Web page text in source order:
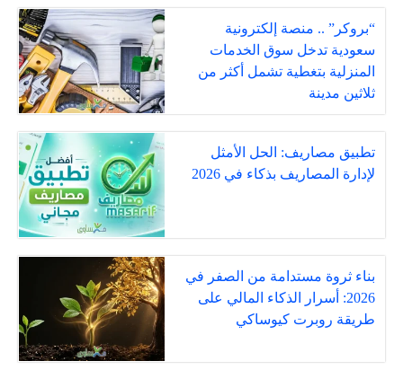
“بروكر” .. منصة إلكترونية
سعودية تدخل سوق الخدمات
المنزلية بتغطية تشمل أكثر من
ثلاثين مدينة
تطبيق مصاريف: الحل الأمثل
لإدارة المصاريف بذكاء في 2026
بناء ثروة مستدامة من الصفر في
2026: أسرار الذكاء المالي على
طريقة روبرت كيوساكي